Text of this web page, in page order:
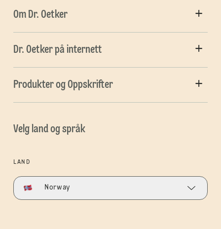
Om Dr. Oetker
Dr. Oetker på internett
Produkter og Oppskrifter
Velg land og språk
LAND
Norway